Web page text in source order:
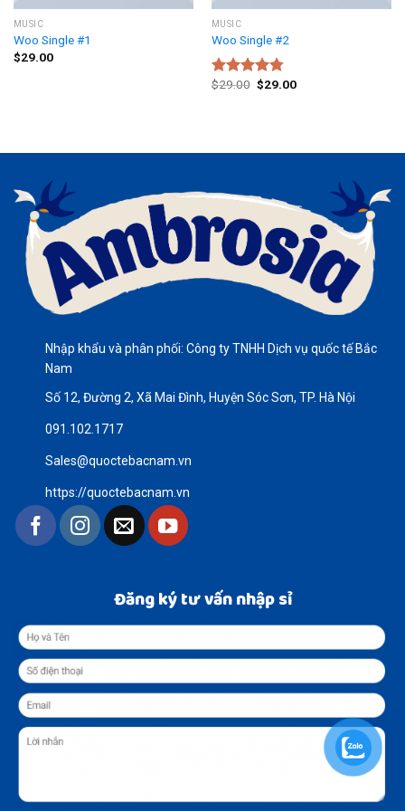
MUSIC
Woo Single #1
$29.00
MUSIC
Woo Single #2
Rated 4.75
$29.00 $29.00
Nhập khẩu và phân phối: Công ty TNHH Dịch vụ quốc tế Bắc
Nam
Số 12, Đường 2, Xã Mai Đình, Huyện Sóc Sơn, TP. Hà Nội
091.102.1717
Sales@quoctebacnam.vn
https://quoctebacnam.vn
Đăng ký tư vấn nhập sỉ